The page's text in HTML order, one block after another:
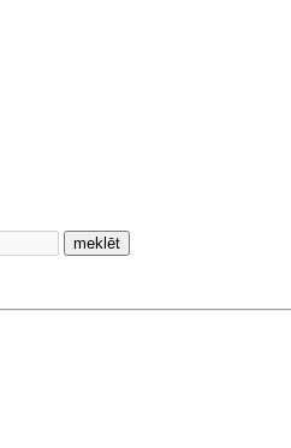
meklēt